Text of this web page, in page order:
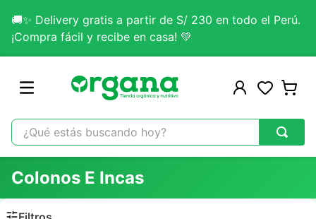
🚚✨ Delivery gratis a partir de S/ 230 en todo el Perú.
¡Compra fácil y recibe en casa! 💚
¿Qué estás buscando hoy?
1.
omega 3
2.
citrato magnesio
Colonos E Incas